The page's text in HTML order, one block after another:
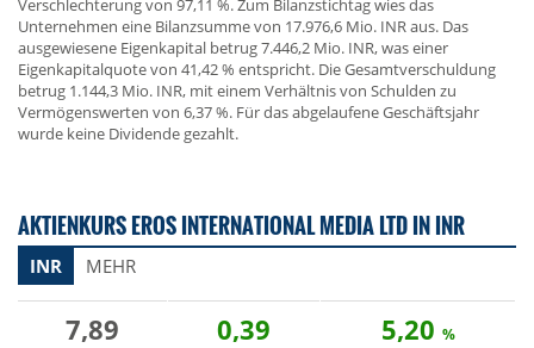
Verschlechterung von 97,11 %. Zum Bilanzstichtag wies das
Unternehmen eine Bilanzsumme von 17.976,6 Mio. INR aus. Das
ausgewiesene Eigenkapital betrug 7.446,2 Mio. INR, was einer
Eigenkapitalquote von 41,42 % entspricht. Die Gesamtverschuldung
betrug 1.144,3 Mio. INR, mit einem Verhältnis von Schulden zu
Vermögenswerten von 6,37 %. Für das abgelaufene Geschäftsjahr
wurde keine Dividende gezahlt.
AKTIENKURS EROS INTERNATIONAL MEDIA LTD IN INR
INR MEHR
7,89 0,39 5,20 %